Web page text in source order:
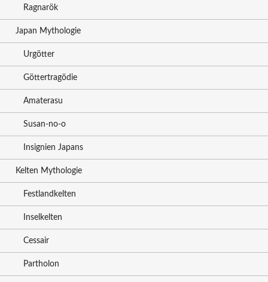
Ragnarök
Japan Mythologie
Urgötter
Göttertragödie
Amaterasu
Susan-no-o
Insignien Japans
Kelten Mythologie
Festlandkelten
Inselkelten
Cessair
Partholon